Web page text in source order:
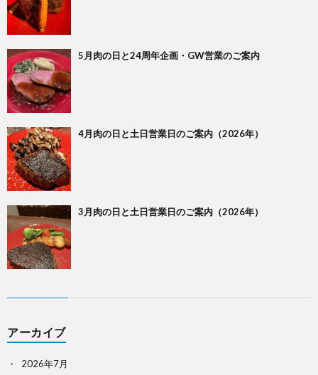
5月肉の日と24周年企画・GW営業のご案内
4月肉の日と土日営業日のご案内（2026年）
3月肉の日と土日営業日のご案内（2026年）
アーカイブ
2026年7月